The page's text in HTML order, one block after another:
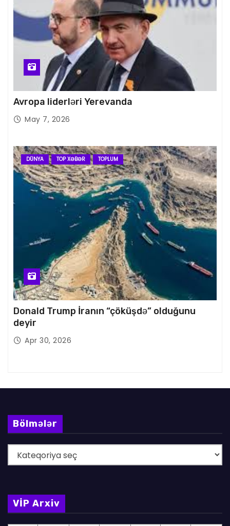
Avropa liderləri Yerevanda
May 7, 2026
DÜNYA TOP XƏBƏR TOPLUM
Donald Trump İranın “çöküşdə” olduğunu
deyir
Apr 30, 2026
Bölmələr
ö
m
l
VİP Arxiv